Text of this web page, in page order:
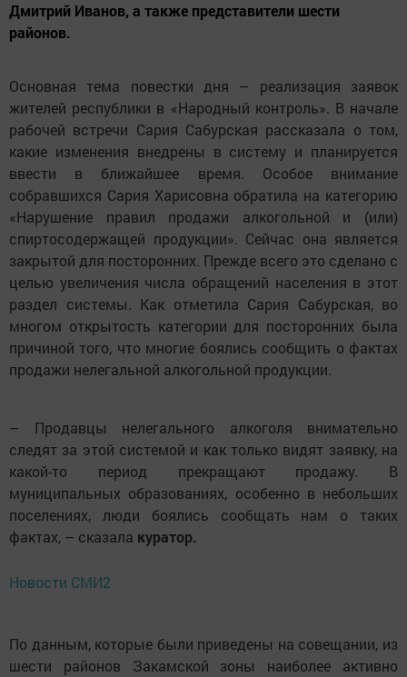
Дмитрий Иванов, а также представители шести
районов.
Основная тема повестки дня – реализация заявок
жителей республики в «Народный контроль». В начале
рабочей встречи Сария Сабурская рассказала о том,
какие изменения внедрены в систему и планируется
ввести в ближайшее время. Особое внимание
собравшихся Сария Харисовна обратила на категорию
«Нарушение правил продажи алкогольной и (или)
спиртосодержащей продукции». Сейчас она является
закрытой для посторонних. Прежде всего это сделано с
целью увеличения числа обращений населения в этот
раздел системы. Как отметила Сария Сабурская, во
многом открытость категории для посторонних была
причиной того, что многие боялись сообщить о фактах
продажи нелегальной алкогольной продукции.
– Продавцы нелегального алкоголя внимательно
следят за этой системой и как только видят заявку, на
какой-то период прекращают продажу. В
муниципальных образованиях, особенно в небольших
поселениях, люди боялись сообщать нам о таких
фактах, – сказала куратор.
Новости СМИ2
По данным, которые были приведены на совещании, из
шести районов Закамской зоны наиболее активно